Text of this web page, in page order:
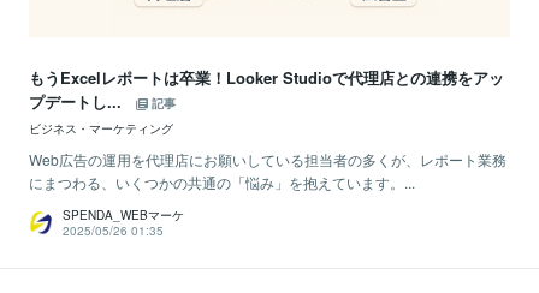
もうExcelレポートは卒業！Looker Studioで代理店との連携をアッ
プデートし...
記事
ビジネス・マーケティング
Web広告の運用を代理店にお願いしている担当者の多くが、レポート業務
にまつわる、いくつかの共通の「悩み」を抱えています。...
SPENDA_WEBマーケ
2025/05/26 01:35